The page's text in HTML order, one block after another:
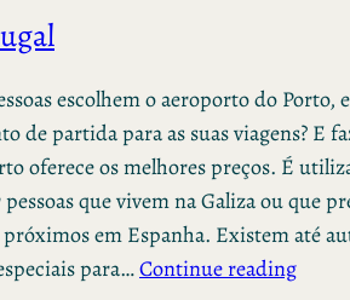
escolhem o aeroporto do Porto,
de partida para as suas viagens? E
oferece os melhores preços. É
que vivem na Galiza ou que
em Espanha. Existem até
para…Continue reading